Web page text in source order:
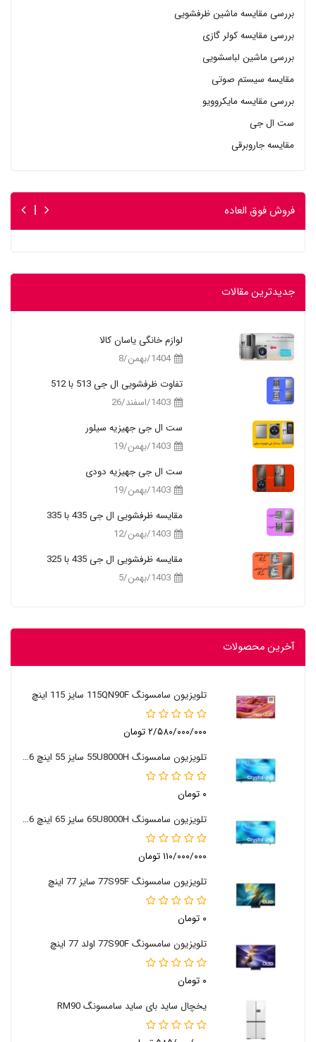
بررسی مقایسه ماشین ظرفشویی
بررسی مقایسه کولر گازی
بررسی ماشین لباسشویی
مقایسه سیستم صوتی
بررسی مقایسه مایکروویو
ست ال جی
مقایسه جاروبرقی
فروش فوق العاده
جدیدترین مقالات
لوازم خانگی یاسان کالا
1404/بهمن/8
تفاوت ظرفشویی ال جی 513 با 512
1403/اسفند/26
ست ال جی جهیزیه سیلور
1403/بهمن/19
ست ال جی جهیزیه دودی
1403/بهمن/19
مقایسه ظرفشویی ال جی 435 با 335
1403/بهمن/12
مقایسه ظرفشویی ال جی 435 با 325
1403/بهمن/5
آخرین محصولات
تلویزیون سامسونگ 115QN90F سایز 115 اینچ
۲/۵۸۰/۰۰۰/۰۰۰ تومان
تلویزیون سامسونگ 55U8000H سایز 55 اینچ 2026
۰ تومان
تلویزیون سامسونگ 65U8000H سایز 65 اینچ 2026
۱۱۰/۰۰۰/۰۰۰ تومان
تلویزیون سامسونگ 77S95F سایز 77 اینچ
۰ تومان
تلویزیون سامسونگ 77S90F اولد 77 اینچ
۰ تومان
یخچال ساید بای ساید سامسونگ RM90